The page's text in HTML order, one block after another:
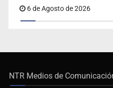
6 de Agosto de 2026
NTR Medios de